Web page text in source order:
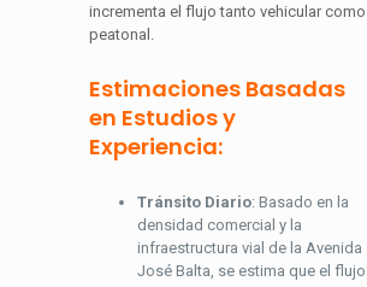
incrementa el flujo tanto vehicular como
peatonal.
Estimaciones Basadas
en Estudios y
Experiencia:
Tránsito Diario: Basado en la
densidad comercial y la
infraestructura vial de la Avenida
José Balta, se estima que el flujo